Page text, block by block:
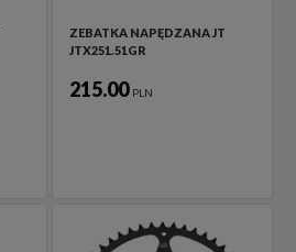
ZEBATKA NAPĘDZANA JT
JTX251.51GR
215.00 PLN